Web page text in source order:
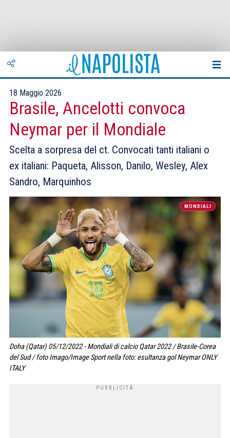
18 Maggio 2026
Brasile, Ancelotti convoca
Neymar per il Mondiale
Scelta a sorpresa del ct. Convocati tanti italiani o
ex italiani: Paqueta, Alisson, Danilo, Wesley, Alex
Sandro, Marquinhos
MONDIALI
Doha (Qatar) 05/12/2022 - Mondiali di calcio Qatar 2022 / Brasile-Corea
del Sud / foto Imago/Image Sport nella foto: esultanza gol Neymar ONLY
ITALY